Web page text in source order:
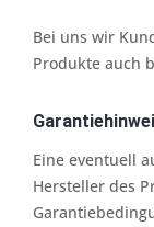
Bei uns wir
Produkte auch
Eine eventuell
Hersteller des